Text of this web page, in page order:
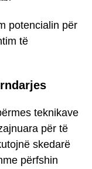
potencialin për
të
teknikave
për të
skedarë
përfshin